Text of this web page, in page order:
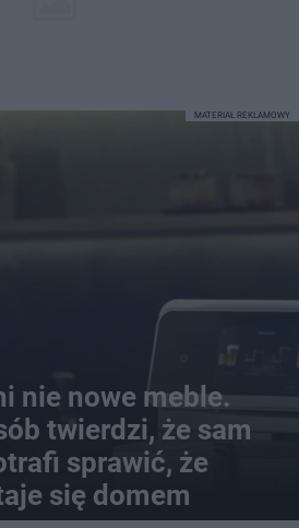
nie nowe meble.
twierdzi, że sam
sprawić, że
się domem
MATERIAŁ REKLAMOWY